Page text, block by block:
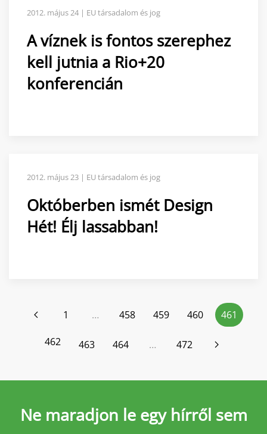
2012. május 24 | EU társadalom és jog
A víznek is fontos szerephez
kell jutnia a Rio+20
konferencián
2012. május 23 | EU társadalom és jog
Októberben ismét Design
Hét! Élj lassabban!
1 … 458 459 460 461
462 463 464 … 472
Ne maradjon le egy hírről sem